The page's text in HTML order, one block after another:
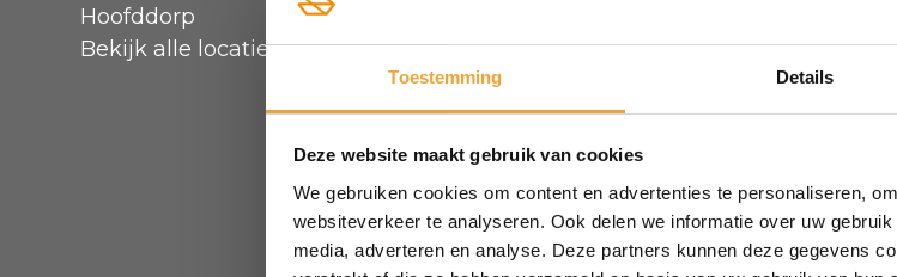
Toestemming Details
Deze website maakt gebruik van cookies
We gebruiken cookies om content en advertenties te personaliseren,
websiteverkeer te analyseren. Ook delen we informatie over uw
media, adverteren en analyse. Deze partners kunnen deze gegevens
Hoofddorp
Bekijk alle locaties
Reserveren vergaderruimte
1081